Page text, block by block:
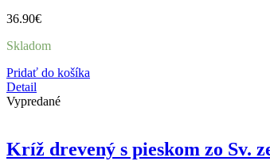
36.90€
Skladom
Pridať do košíka
Detail
Vypredané
Kríž drevený s pieskom zo Sv.